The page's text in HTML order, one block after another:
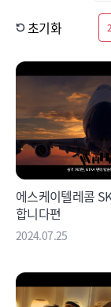
초기화
에스케이텔레콤
합니다편
2024.07.25